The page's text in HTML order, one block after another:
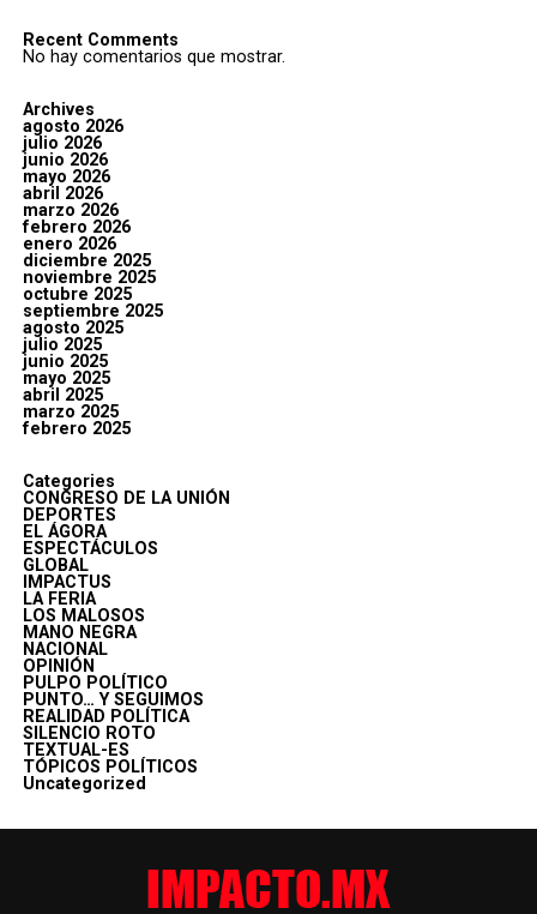
Recent Comments
No hay comentarios que mostrar.
Archives
agosto 2026
julio 2026
junio 2026
mayo 2026
abril 2026
marzo 2026
febrero 2026
enero 2026
diciembre 2025
noviembre 2025
octubre 2025
septiembre 2025
agosto 2025
julio 2025
junio 2025
mayo 2025
abril 2025
marzo 2025
febrero 2025
Categories
CONGRESO DE LA UNIÓN
DEPORTES
EL ÁGORA
ESPECTÁCULOS
GLOBAL
IMPACTUS
LA FERIA
LOS MALOSOS
MANO NEGRA
NACIONAL
OPINIÓN
PULPO POLÍTICO
PUNTO… Y SEGUIMOS
REALIDAD POLÍTICA
SILENCIO ROTO
TEXTUAL-ES
TÓPICOS POLÍTICOS
Uncategorized